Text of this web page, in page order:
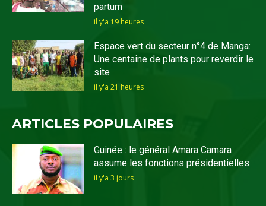
partum
il y'a 19 heures
Espace vert du secteur n°4 de Manga:
Une centaine de plants pour reverdir le
site
il y'a 21 heures
ARTICLES POPULAIRES
Guinée : le général Amara Camara
assume les fonctions présidentielles
il y'a 3 jours